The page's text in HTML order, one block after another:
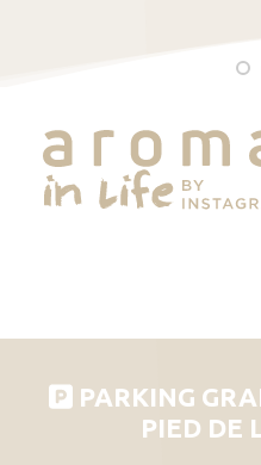
PARKING
PIED DE